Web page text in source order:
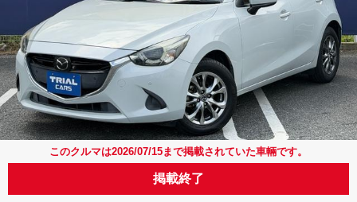
このクルマは2026/07/15まで掲載されていた車輛です。
掲載終了